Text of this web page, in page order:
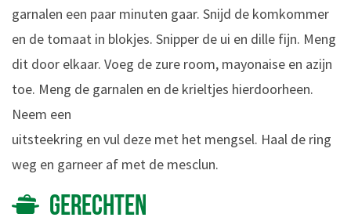
garnalen een paar minuten gaar. Snijd de komkommer
en de tomaat in blokjes. Snipper de ui en dille fijn. Meng
dit door elkaar. Voeg de zure room, mayonaise en azijn
toe. Meng de garnalen en de krieltjes hierdoorheen.
Neem een
uitsteekring en vul deze met het mengsel. Haal de ring
weg en garneer af met de mesclun.
GERECHTEN